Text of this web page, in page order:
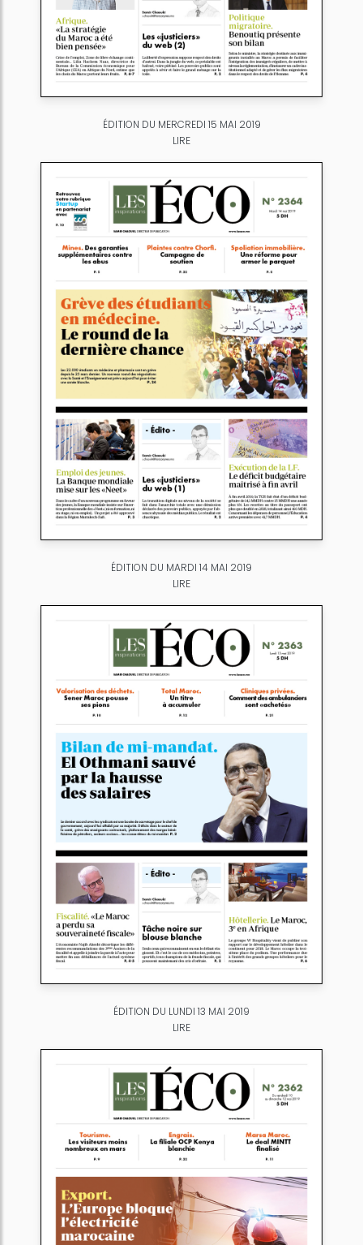
ÉDITION DU MERCREDI 15 MAI 2019
LIRE
ÉDITION DU MARDI 14 MAI 2019
LIRE
ÉDITION DU LUNDI 13 MAI 2019
LIRE